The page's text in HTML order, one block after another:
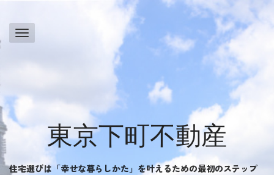
東京下町不動産
住宅選びは「幸せな暮らしかた」を叶えるための最初のステップ